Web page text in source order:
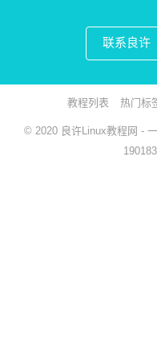
联系良许
教程列表 热门标
© 2020 良许Linux教程网 -